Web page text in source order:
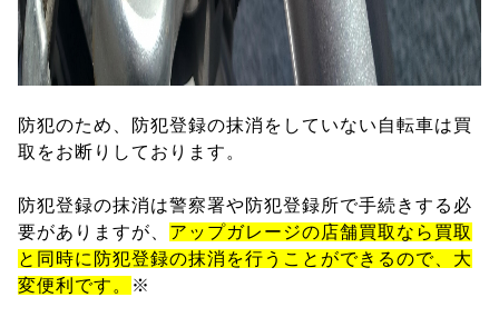
防犯のため、防犯登録の抹消をしていない自転車は買
取をお断りしております。
防犯登録の抹消は警察署や防犯登録所で手続きする必
要がありますが、 アップガレージの店舗買取なら買取
と同時に防犯登録の抹消を行うことができるので、大
変便利です。
※